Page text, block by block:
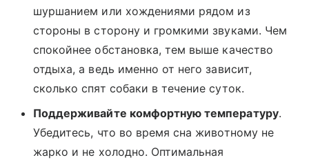
шуршанием или хождениями рядом из
стороны в сторону и громкими звуками. Чем
спокойнее обстановка, тем выше качество
отдыха, а ведь именно от него зависит,
сколько спят собаки в течение суток.
Поддерживайте комфортную температуру.
Убедитесь, что во время сна животному не
жарко и не холодно. Оптимальная